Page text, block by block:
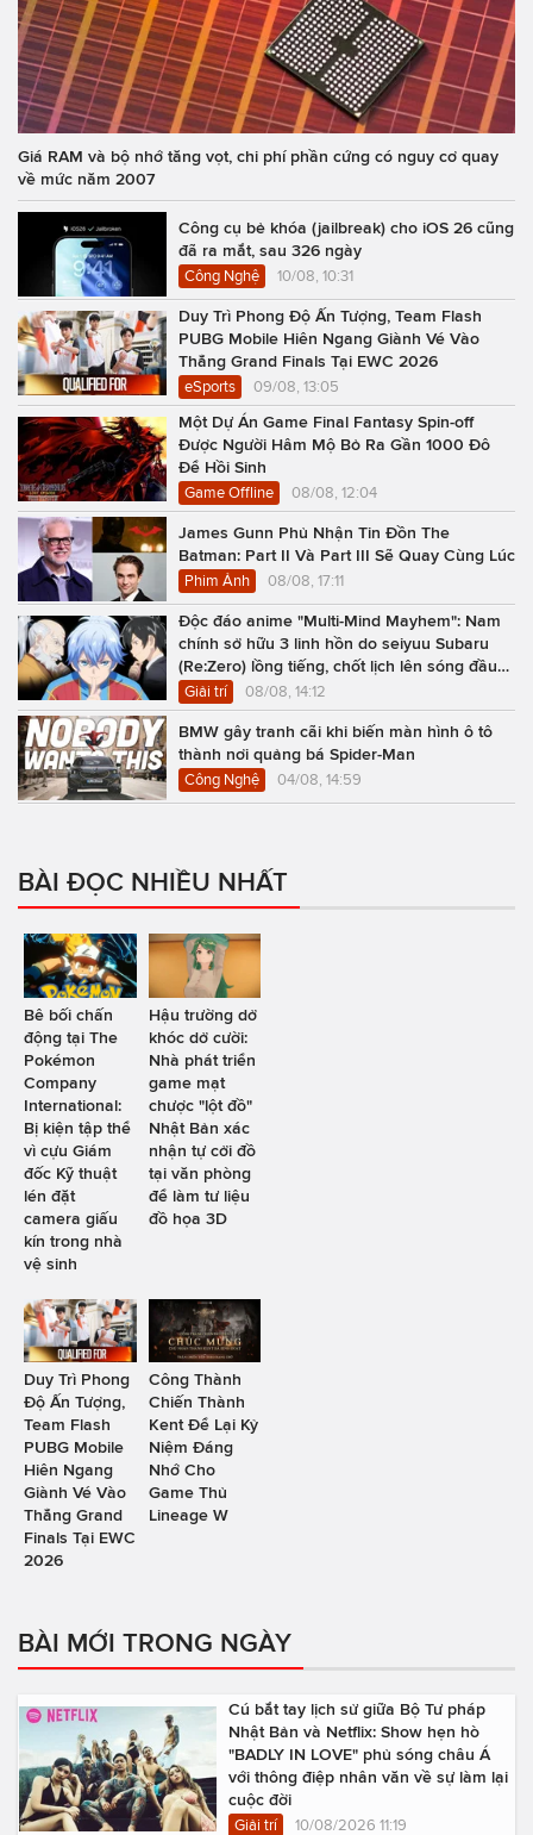
Giá RAM và bộ nhớ tăng vọt, chi phí phần cứng có nguy cơ quay
về mức năm 2007
Công cụ bẻ khóa (jailbreak) cho iOS 26 cũng
đã ra mắt, sau 326 ngày
Công Nghệ 10/08, 10:31
Duy Trì Phong Độ Ấn Tượng, Team Flash
PUBG Mobile Hiên Ngang Giành Vé Vào
Thẳng Grand Finals Tại EWC 2026
eSports 09/08, 13:05
Một Dự Án Game Final Fantasy Spin-off
Được Người Hâm Mộ Bỏ Ra Gần 1000 Đô
Để Hồi Sinh
Game Offline 08/08, 12:04
James Gunn Phủ Nhận Tin Đồn The
Batman: Part II Và Part III Sẽ Quay Cùng Lúc
Phim Ảnh 08/08, 17:11
Độc đáo anime "Multi-Mind Mayhem": Nam
chính sở hữu 3 linh hồn do seiyuu Subaru
(Re:Zero) lồng tiếng, chốt lịch lên sóng đầu
năm 2027
Giải trí 08/08, 14:12
BMW gây tranh cãi khi biến màn hình ô tô
thành nơi quảng bá Spider-Man
Công Nghệ 04/08, 14:59
BÀI ĐỌC NHIỀU NHẤT
Bê bối chấn
động tại The
Pokémon
Company
International:
Bị kiện tập thể
vì cựu Giám
đốc Kỹ thuật
lén đặt
camera giấu
kín trong nhà
vệ sinh
Hậu trường dở
khóc dở cười:
Nhà phát triển
game mạt
chược "lột đồ"
Nhật Bản xác
nhận tự cởi đồ
tại văn phòng
để làm tư liệu
đồ họa 3D
Duy Trì Phong
Độ Ấn Tượng,
Team Flash
PUBG Mobile
Hiên Ngang
Giành Vé Vào
Thẳng Grand
Finals Tại EWC
2026
Công Thành
Chiến Thành
Kent Để Lại Kỷ
Niệm Đáng
Nhớ Cho
Game Thủ
Lineage W
BÀI MỚI TRONG NGÀY
Cú bắt tay lịch sử giữa Bộ Tư pháp
Nhật Bản và Netflix: Show hẹn hò
"BADLY IN LOVE" phủ sóng châu Á
với thông điệp nhân văn về sự làm lại
cuộc đời
Giải trí 10/08/2026 11:19